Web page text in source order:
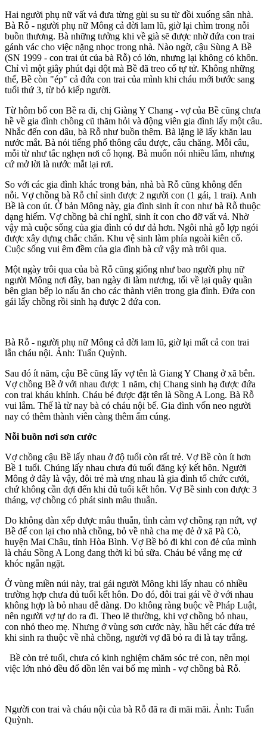
Hai người phụ nữ vất vả đưa từng gùi su su từ đồi xuống sân nhà.
Bà Rỗ - người phụ nữ Mông cả đời lam lũ, giờ lại chìm trong nỗi
buồn thương. Bà những tưởng khi về già sẽ được nhờ đứa con trai
gánh vác cho việc nặng nhọc trong nhà. Nào ngờ, cậu Sùng A Bề
(SN 1999 - con trai út của bà Rỗ) có lớn, nhưng lại không có khôn.
Chỉ vì một giây phút dại dột mà Bề đã tre‌o c‌ổ t‌ּự t‌ּử. Không những
thế, Bề còn "ép" cả đứa con trai của mình khi cháu mới bước sang
tuổi thứ 3, từ bỏ kiếp người.
Từ hôm bố con Bề ra đi, chị Giàng Y Chang - vợ của Bề cũng chưa
hề về gia đình chồng cũ thăm hỏi và động viên gia đình lấy một câu.
Nhắc đến con dâu, bà Rỗ như buồn thêm. Bà lặng lẽ lấy khăn lau
nước mắt. Bà nói tiếng phổ thông câu được, câu chăng. Mỗi câu,
mỗi từ như tắc nghẹn nơi cổ họng. Bà muốn nói nhiều lắm, nhưng
cứ mở lời là nước mắt lại rơi.
So với các gia đình khác trong bản, nhà bà Rỗ cũng không đến
nỗi. Vợ chồng bà Rỗ chỉ sinh được 2 người con (1 gái, 1 trai). Anh
Bề là con út. Ở bản Mông này, gia đình sinh ít con như bà Rỗ thuộc
dạng hiếm. Vợ chồng bà chỉ nghĩ, sinh ít con cho đỡ vất vả. Nhờ
vậy mà cuộc sống của gia đình có dư dả hơn. Ngôi nhà gỗ lợp ngói
được xây dựng chắc chắn. Khu vệ sinh làm phía ngoài kiên cố.
Cuộc sống vui êm đềm của gia đình bà cứ vậy mà trôi qua.
Một ngày trôi qua của bà Rỗ cũng giống như bao người phụ nữ
người Mông nơi đây, ban ngày đi làm nương, tối về lại quây quần
bên gian bếp lo nấu ăn cho các thành viên trong gia đình. Đứa con
gái lấy chồng rồi sinh hạ được 2 đứa con.
Bà Rỗ - người phụ nữ Mông cả đời lam lũ, giờ lại mất cả con trai
lẫn cháu nội. Ảnh: Tuấn Quỳnh.
Sau đó ít năm, cậu Bề cũng lấy vợ tên là Giang Y Chang ở xã bên.
Vợ chồng Bề ở với nhau được 1 năm, chị Chang sinh hạ được đứa
con trai kháu khỉnh. Cháu bé được đặt tên là Sồng A Long. Bà Rỗ
vui lắm. Thế là từ nay bà có cháu nội bế. Gia đình vốn neo người
nay có thêm thành viên càng thêm ấm cúng.
Nỗi buồn nơi sơn cước
Vợ chồng cậu Bề lấy nhau ở độ tuổi còn rất trẻ. Vợ Bề còn ít hơn
Bề 1 tuổi. Chúng lấy nhau chưa đủ tuổi đăng ký kết hôn. Người
Mông ở đây là vậy, đôi trẻ mà ưng nhau là gia đình tổ chức cưới,
chứ không cần đợi đến khi đủ tuổi kết hôn. Vợ Bề sinh con được 3
tháng, vợ chồng có phát sinh mâu thuẫn.
Do không dàn xếp được mâu thuẫn, tình cảm vợ chồng rạn nứt, vợ
Bề để con lại cho nhà chồng, bỏ về nhà cha mẹ đẻ ở xã Pà Cò,
huyện Mai Châu, tỉnh Hòa Bình. Vợ Bề bỏ đi khi con đẻ của mình
là cháu Sồng A Long đang thời kì bú sữa. Cháu bé vắng mẹ cứ
khóc ngằn ngặt.
Ở vùng miền núi này, trai gái người Mông khi lấy nhau có nhiều
trường hợp chưa đủ tuổi kết hôn. Do đó, đôi trai gái về ở với nhau
không hợp là bỏ nhau dễ dàng. Do không ràng buộc về Pháp Luật,
nên người vợ tự do ra đi. Theo lẽ thường, khi vợ chồng bỏ nhau,
con nhỏ theo mẹ. Nhưng ở vùng sơn cước này, hầu hết các đứa trẻ
khi sinh ra thuộc về nhà chồng, người vợ đã bỏ ra đi là tay trắng.
Bề còn trẻ tuổi, chưa có kinh nghiệm chăm sóc trẻ con, nên mọi
việc lớn nhỏ đều đổ dồn lên vai bố mẹ mình - vợ chồng bà Rỗ.
Người con trai và cháu nội của bà Rỗ đã ra đi mãi mãi. Ảnh: Tuấn
Quỳnh.